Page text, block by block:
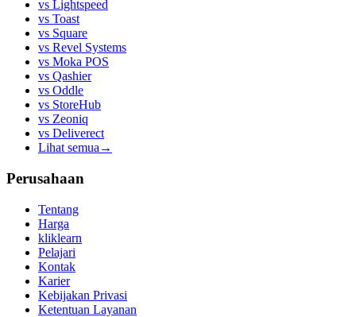
vs Lightspeed
vs Toast
vs Square
vs Revel Systems
vs Moka POS
vs Qashier
vs Oddle
vs StoreHub
vs Zeoniq
vs Deliverect
Lihat semua →
Perusahaan
Tentang
Harga
kliklearn
Pelajari
Kontak
Karier
Kebijakan Privasi
Ketentuan Layanan